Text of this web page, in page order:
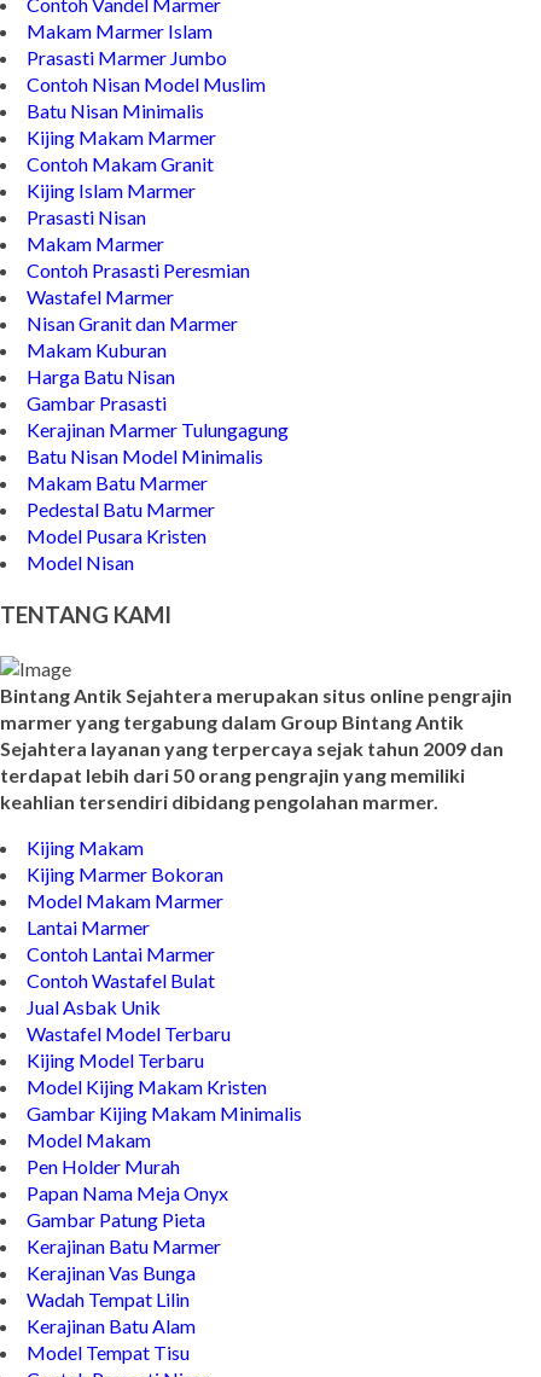
Contoh Bongpay Kristen
Contoh Vandel Marmer
Makam Marmer Islam
Prasasti Marmer Jumbo
Contoh Nisan Model Muslim
Batu Nisan Minimalis
Kijing Makam Marmer
Contoh Makam Granit
Kijing Islam Marmer
Prasasti Nisan
Makam Marmer
Contoh Prasasti Peresmian
Wastafel Marmer
Nisan Granit dan Marmer
Makam Kuburan
Harga Batu Nisan
Gambar Prasasti
Kerajinan Marmer Tulungagung
Batu Nisan Model Minimalis
Makam Batu Marmer
Pedestal Batu Marmer
Model Pusara Kristen
Model Nisan
TENTANG KAMI
Bintang Antik Sejahtera merupakan situs online pengrajin
marmer yang tergabung dalam Group Bintang Antik
Sejahtera layanan yang terpercaya sejak tahun 2009 dan
terdapat lebih dari 50 orang pengrajin yang memiliki
keahlian tersendiri dibidang pengolahan marmer.
Kijing Makam
Kijing Marmer Bokoran
Model Makam Marmer
Lantai Marmer
Contoh Lantai Marmer
Contoh Wastafel Bulat
Jual Asbak Unik
Wastafel Model Terbaru
Kijing Model Terbaru
Model Kijing Makam Kristen
Gambar Kijing Makam Minimalis
Model Makam
Pen Holder Murah
Papan Nama Meja Onyx
Gambar Patung Pieta
Kerajinan Batu Marmer
Kerajinan Vas Bunga
Wadah Tempat Lilin
Kerajinan Batu Alam